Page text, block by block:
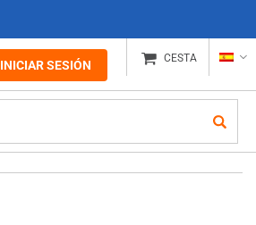
INICIAR SESIÓN CESTA